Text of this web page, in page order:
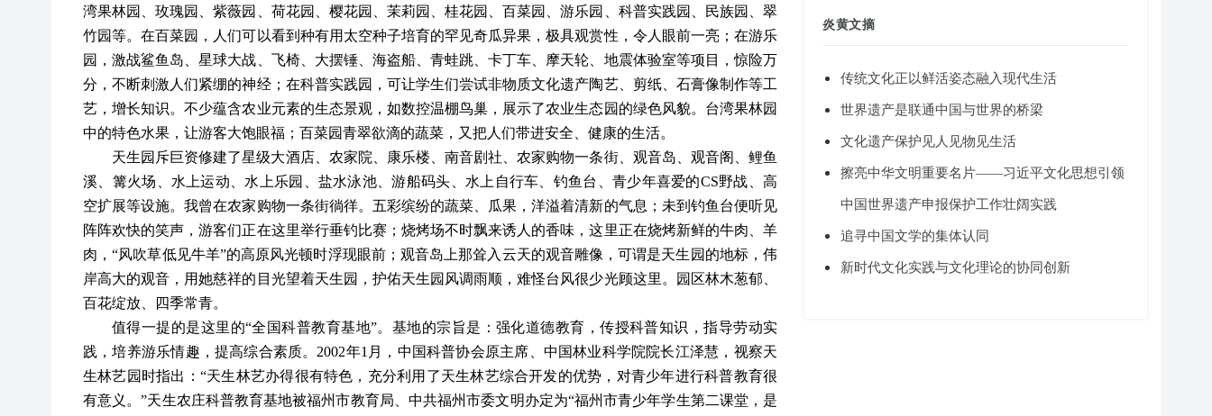
湾果林园、玫瑰园、紫薇园、荷花园、樱花园、茉莉园、桂花园、百菜园、游乐园、科普实践园、民族园、翠
竹园等。在百菜园，人们可以看到种有用太空种子培育的罕见奇瓜异果，极具观赏性，令人眼前一亮；在游乐
园，激战鲨鱼岛、星球大战、飞椅、大摆锤、海盗船、青蛙跳、卡丁车、摩天轮、地震体验室等项目，惊险万
分，不断刺激人们紧绷的神经；在科普实践园，可让学生们尝试非物质文化遗产陶艺、剪纸、石膏像制作等工
艺，增长知识。不少蕴含农业元素的生态景观，如数控温棚鸟巢，展示了农业生态园的绿色风貌。台湾果林园
中的特色水果，让游客大饱眼福；百菜园青翠欲滴的蔬菜，又把人们带进安全、健康的生活。
天生园斥巨资修建了星级大酒店、农家院、康乐楼、南音剧社、农家购物一条街、观音岛、观音阁、鲤鱼
溪、篝火场、水上运动、水上乐园、盐水泳池、游船码头、水上自行车、钓鱼台、青少年喜爱的CS野战、高
空扩展等设施。我曾在农家购物一条街徜徉。五彩缤纷的蔬菜、瓜果，洋溢着清新的气息；未到钓鱼台便听见
阵阵欢快的笑声，游客们正在这里举行垂钓比赛；烧烤场不时飘来诱人的香味，这里正在烧烤新鲜的牛肉、羊
肉，“风吹草低见牛羊”的高原风光顿时浮现眼前；观音岛上那耸入云天的观音雕像，可谓是天生园的地标，伟
岸高大的观音，用她慈祥的目光望着天生园，护佑天生园风调雨顺，难怪台风很少光顾这里。园区林木葱郁、
百花绽放、四季常青。
值得一提的是这里的“全国科普教育基地”。基地的宗旨是：强化道德教育，传授科普知识，指导劳动实
践，培养游乐情趣，提高综合素质。2002年1月，中国科普协会原主席、中国林业科学院院长江泽慧，视察天
生林艺园时指出：“天生林艺办得很有特色，充分利用了天生林艺综合开发的优势，对青少年进行科普教育很
有意义。”天生农庄科普教育基地被福州市教育局、中共福州市委文明办定为“福州市青少年学生第二课堂，是
炎黄文摘
传统文化正以鲜活姿态融入现代生活
世界遗产是联通中国与世界的桥梁
文化遗产保护见人见物见生活
擦亮中华文明重要名片——习近平文化思想引领
中国世界遗产申报保护工作壮阔实践
追寻中国文学的集体认同
新时代文化实践与文化理论的协同创新